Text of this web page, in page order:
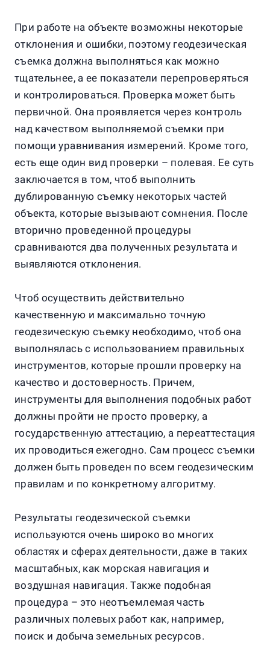
При работе на объекте возможны некоторые
отклонения и ошибки, поэтому геодезическая
съемка должна выполняться как можно
тщательнее, а ее показатели перепроверяться
и контролироваться. Проверка может быть
первичной. Она проявляется через контроль
над качеством выполняемой съемки при
помощи уравнивания измерений. Кроме того,
есть еще один вид проверки – полевая. Ее суть
заключается в том, чтоб выполнить
дублированную съемку некоторых частей
объекта, которые вызывают сомнения. После
вторично проведенной процедуры
сравниваются два полученных результата и
выявляются отклонения.
Чтоб осуществить действительно
качественную и максимально точную
геодезическую съемку необходимо, чтоб она
выполнялась с использованием правильных
инструментов, которые прошли проверку на
качество и достоверность. Причем,
инструменты для выполнения подобных работ
должны пройти не просто проверку, а
государственную аттестацию, а переаттестация
их проводиться ежегодно. Сам процесс съемки
должен быть проведен по всем геодезическим
правилам и по конкретному алгоритму.
Результаты геодезической съемки
используются очень широко во многих
областях и сферах деятельности, даже в таких
масштабных, как морская навигация и
воздушная навигация. Также подобная
процедура – это неотъемлемая часть
различных полевых работ как, например,
поиск и добыча земельных ресурсов.